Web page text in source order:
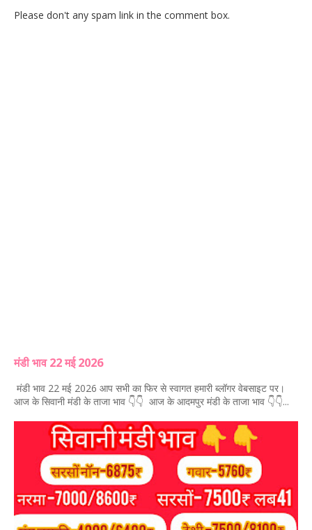
Please don't any spam link in the comment box.
मंडी भाव 22 मई 2026
मंडी भाव 22 मई 2026 आप सभी का फिर से स्वागत हमारी ब्लॉगर वेबसाइट पर।
आज के सिवानी मंडी के ताजा भाव 👇👇 आज के आदमपुर मंडी के ताजा भाव 👇👇...